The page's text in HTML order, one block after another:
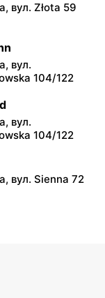
9A
вул. Złota 59
вул.
104/122
вул.
104/122
вул. Sienna 72